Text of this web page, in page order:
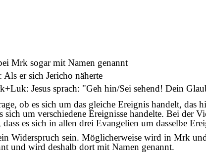
Mrk sogar mit Namen genannt
er sich Jericho näherte
Jesus sprach: "Geh hin/Sei sehend! Dein
ob es sich um das gleiche Ereignis handelt,
sich um verschiedene Ereignisse handelte. Bei der
es sich in allen drei Evangelien um dasselbe
Widerspruch sein. Möglicherweise wird in Mrk
und wird deshalb dort mit Namen genannt.